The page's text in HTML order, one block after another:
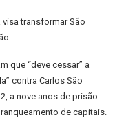
transformar São
que “deve cessar” a
contra Carlos São
a nove anos de prisão
de capitais.